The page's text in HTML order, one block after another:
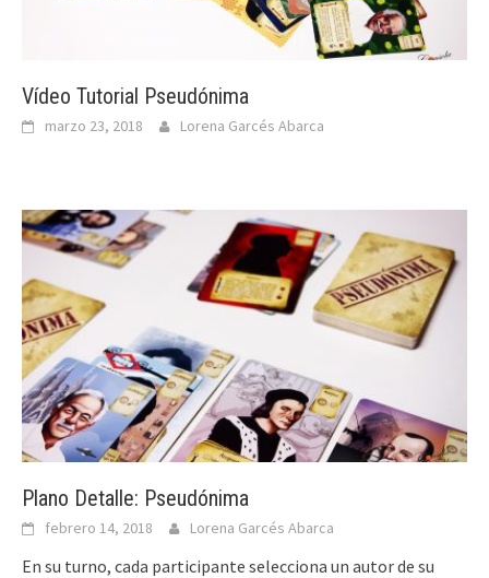
Vídeo Tutorial Pseudónima
marzo 23, 2018 Lorena Garcés Abarca
Plano Detalle: Pseudónima
febrero 14, 2018 Lorena Garcés Abarca
En su turno, cada participante selecciona un autor de su